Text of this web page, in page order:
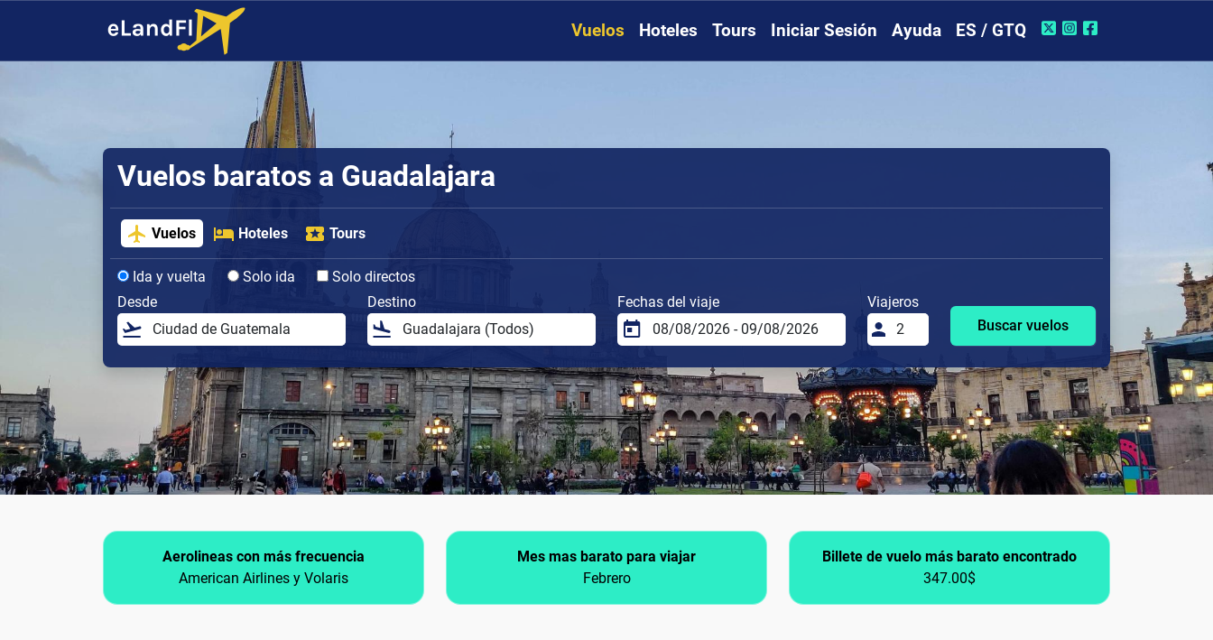
Vuelos Hoteles Tours Iniciar Sesión Ayuda ES / GTQ
Vuelos baratos a Guadalajara
Vuelos Hoteles Tours
Ida y vuelta Solo ida
Solo directos
Desde
Destino Fechas del viaje
Viajeros
Buscar vuelos
Aerolineas con más frecuencia
American Airlines y Volaris
Mes mas barato para viajar
Febrero
Billete de vuelo más barato encontrado
347.00$